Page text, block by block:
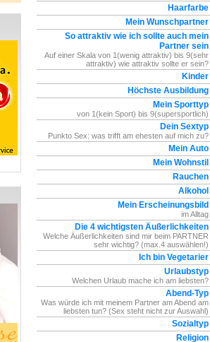
Haarfarbe
Mein Wunschpartner
So attraktiv wie ich sollte auch mein
Partner sein
Auf einer Skala von 1(wenig attraktiv) bis 9(sehr
attraktiv) wie attraktiv sollte er sein?
Kinder
Höchste Ausbildung
Mein Sporttyp
von 1(kein Sport) bis 9(supersportlich)
Dein Sextyp
Punkto Sex: was trifft am ehesten auf mich zu?
Mein Auto
Mein Wohnstil
Rauchen
Alkohol
Mein Erscheinungsbild
im Alltag
Die 4 wichtigsten Äußerlichkeiten
Welche Äußerlichkeiten sind mir beim PARTNER
sehr wichtig? (max.4 auswählen!)
Ich bin Vegetarier
Urlaubstyp
Welchen Urlaub mache ich am liebsten?
Abend-Typ
Was würde ich mit meinem Partner am Abend am
liebsten tun? (Sex steht nicht zur Auswahl)
Sozialtyp
Religion